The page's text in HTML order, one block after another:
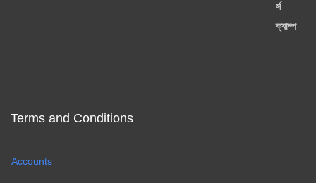
Terms and Conditions
Accounts